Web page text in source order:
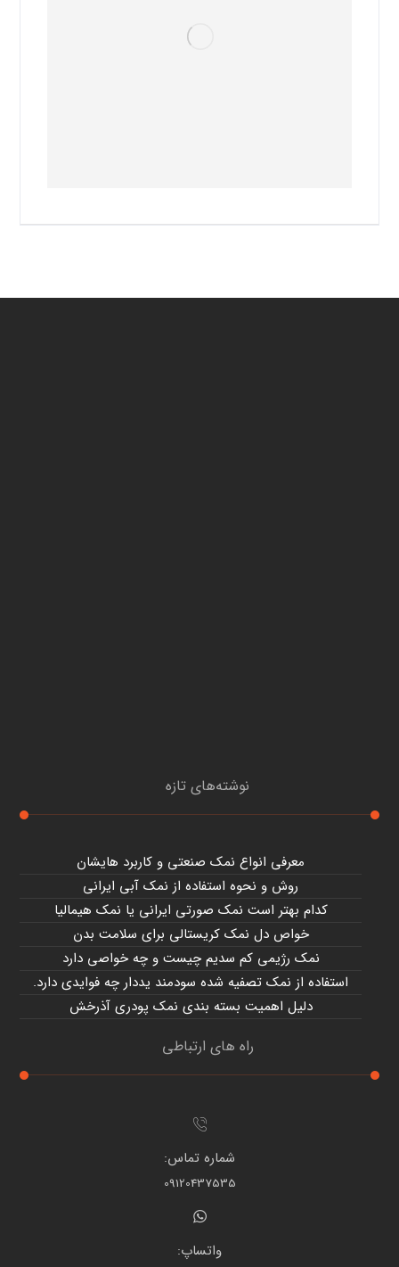
نوشته‌های تازه
معرفی انواع نمک صنعتی و کاربرد هایشان
روش و نحوه استفاده از نمک آبی ایرانی
کدام بهتر است نمک صورتی ایرانی یا نمک هیمالیا
خواص دل نمک کریستالی برای سلامت بدن
نمک رژیمی کم سدیم چیست و چه خواصی دارد
استفاده از نمک تصفیه شده سودمند یددار چه فوایدی دارد.
دلیل اهمیت بسته بندی نمک پودری آذرخش
راه های ارتباطی
شماره تماس:
09120437535
واتساپ: